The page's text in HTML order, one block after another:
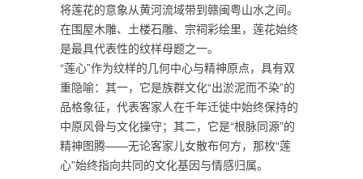
将莲花的意象从黄河流域带到赣闽粤山水之间。
在围屋木雕、土楼石雕、宗祠彩绘里，莲花始终
是最具代表性的纹样母题之一。
“莲心”作为纹样的几何中心与精神原点，具有双
重隐喻：其一，它是族群文化“出淤泥而不染”的
品格象征，代表客家人在千年迁徙中始终保持的
中原风骨与文化操守；其二，它是“根脉同源”的
精神图腾——无论客家儿女散布何方，那枚“莲
心”始终指向共同的文化基因与情感归属。